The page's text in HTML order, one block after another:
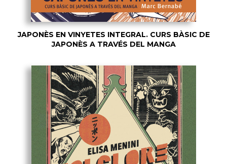
JAPONÈS EN VINYETES INTEGRAL. CURS BÀSIC DE
JAPONÈS A TRAVÉS DEL MANGA